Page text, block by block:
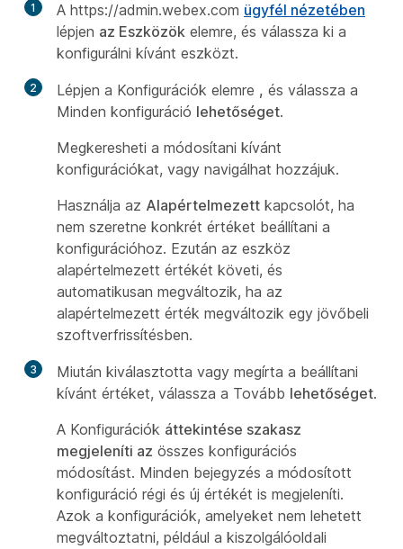
1 A https://admin.webex.com ügyfél nézetében
lépjen az Eszközök elemre, és válassza ki a
konfigurálni kívánt eszközt.
2 Lépjen a Konfigurációk elemre , és válassza a
Minden konfiguráció lehetőséget.
Megkeresheti a módosítani kívánt
konfigurációkat, vagy navigálhat hozzájuk.
Használja az Alapértelmezett kapcsolót, ha
nem szeretne konkrét értéket beállítani a
konfigurációhoz. Ezután az eszköz
alapértelmezett értékét követi, és
automatikusan megváltozik, ha az
alapértelmezett érték megváltozik egy jövőbeli
szoftverfrissítésben.
3
Miután kiválasztotta vagy megírta a beállítani
kívánt értéket, válassza a Tovább lehetőséget.
A Konfigurációk áttekintése szakasz
megjeleníti az összes konfigurációs
módosítást. Minden bejegyzés a módosított
konfiguráció régi és új értékét is megjeleníti.
Azok a konfigurációk, amelyeket nem lehetett
megváltoztatni, például a kiszolgálóoldali